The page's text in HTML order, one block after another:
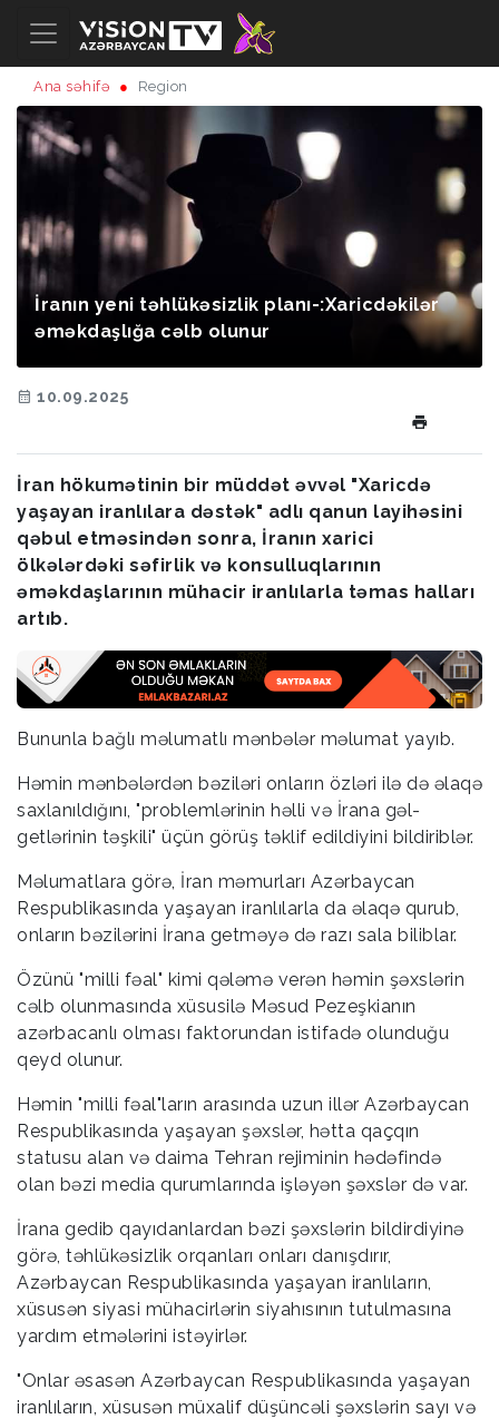
Ana səhifə Region
İranın yeni təhlükəsizlik planı-:Xaricdəkilər
əməkdaşlığa cəlb olunur
10.09.2025
İran hökumətinin bir müddət əvvəl "Xaricdə
yaşayan iranlılara dəstək" adlı qanun layihəsini
qəbul etməsindən sonra, İranın xarici
ölkələrdəki səfirlik və konsulluqlarının
əməkdaşlarının mühacir iranlılarla təmas halları
artıb.
Bununla bağlı məlumatlı mənbələr məlumat yayıb.
Həmin mənbələrdən bəziləri onların özləri ilə də əlaqə
saxlanıldığını, "problemlərinin həlli və İrana gəl-
getlərinin təşkili" üçün görüş təklif edildiyini bildiriblər.
Məlumatlara görə, İran məmurları Azərbaycan
Respublikasında yaşayan iranlılarla da əlaqə qurub,
onların bəzilərini İrana getməyə də razı sala biliblar.
Özünü "milli fəal" kimi qələmə verən həmin şəxslərin
cəlb olunmasında xüsusilə Məsud Pezeşkianın
azərbacanlı olması faktorundan istifadə olunduğu
qeyd olunur.
Həmin "milli fəal"ların arasında uzun illər Azərbaycan
Respublikasında yaşayan şəxslər, hətta qaçqın
statusu alan və daima Tehran rejiminin hədəfində
olan bəzi media qurumlarında işləyən şəxslər də var.
İrana gedib qayıdanlardan bəzi şəxslərin bildirdiyinə
görə, təhlükəsizlik orqanları onları danışdırır,
Azərbaycan Respublikasında yaşayan iranlıların,
xüsusən siyasi mühacirlərin siyahısının tutulmasına
yardım etmələrini istəyirlər.
"Onlar əsasən Azərbaycan Respublikasında yaşayan
iranlıların, xüsusən müxalif düşüncəli şəxslərin sayı və